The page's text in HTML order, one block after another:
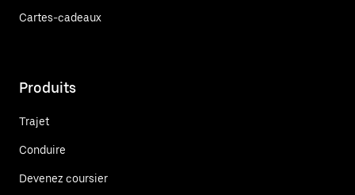
Cartes-cadeaux
Produits
Trajet
Conduire
Devenez coursier